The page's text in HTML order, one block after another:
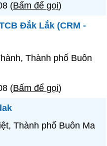
(Bấm để gọi)
Đắk Lắk (CRM -
Thành phố Buôn
(Bấm để gọi)
Thành phố Buôn Ma